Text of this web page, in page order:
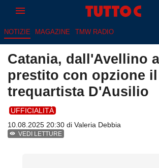
NOTIZIE MAGAZINE TMW RADIO
Catania, dall'Avellino
prestito con opzione il
trequartista D'Ausilio
UFFICIALITÀ
10.08.2025 20:30 di Valeria Debbia
VEDI LETTURE